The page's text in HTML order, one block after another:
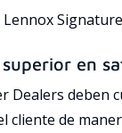
Lennox
en
Dealers deben
cliente de